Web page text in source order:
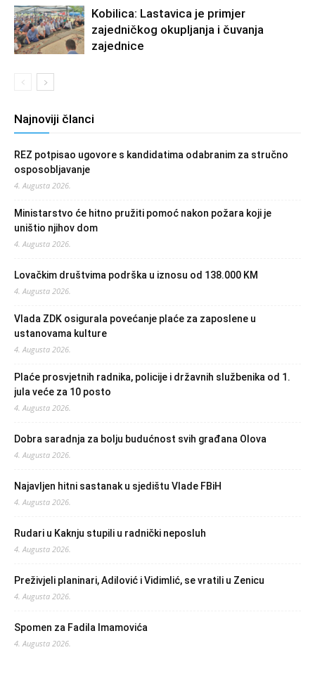
Kobilica: Lastavica je primjer
zajedničkog okupljanja i čuvanja
zajednice
Najnoviji članci
REZ potpisao ugovore s kandidatima odabranim za stručno
osposobljavanje
4. Augusta 2026.
Ministarstvo će hitno pružiti pomoć nakon požara koji je
uništio njihov dom
4. Augusta 2026.
Lovačkim društvima podrška u iznosu od 138.000 KM
4. Augusta 2026.
Vlada ZDK osigurala povećanje plaće za zaposlene u
ustanovama kulture
4. Augusta 2026.
Plaće prosvjetnih radnika, policije i državnih službenika od 1.
jula veće za 10 posto
4. Augusta 2026.
Dobra saradnja za bolju budućnost svih građana Olova
4. Augusta 2026.
Najavljen hitni sastanak u sjedištu Vlade FBiH
4. Augusta 2026.
Rudari u Kaknju stupili u radnički neposluh
4. Augusta 2026.
Preživjeli planinari, Adilović i Vidimlić, se vratili u Zenicu
4. Augusta 2026.
Spomen za Fadila Imamovića
4. Augusta 2026.